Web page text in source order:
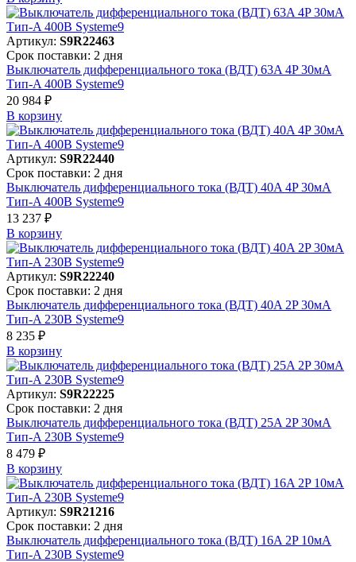
Артикул: S9R22463
Срок поставки: 2 дня
Выключатель дифференциального тока (ВДТ) 63A 4P 30мА
Тип-A 400В Systeme9
20 984 ₽
В корзинy
Артикул: S9R22440
Срок поставки: 2 дня
Выключатель дифференциального тока (ВДТ) 40A 4P 30мА
Тип-A 400В Systeme9
13 237 ₽
В корзинy
Артикул: S9R22240
Срок поставки: 2 дня
Выключатель дифференциального тока (ВДТ) 40A 2P 30мА
Тип-A 230В Systeme9
8 235 ₽
В корзинy
Артикул: S9R22225
Срок поставки: 2 дня
Выключатель дифференциального тока (ВДТ) 25A 2P 30мА
Тип-A 230В Systeme9
8 479 ₽
В корзинy
Артикул: S9R21216
Срок поставки: 2 дня
Выключатель дифференциального тока (ВДТ) 16A 2P 10мА
Тип-A 230В Systeme9